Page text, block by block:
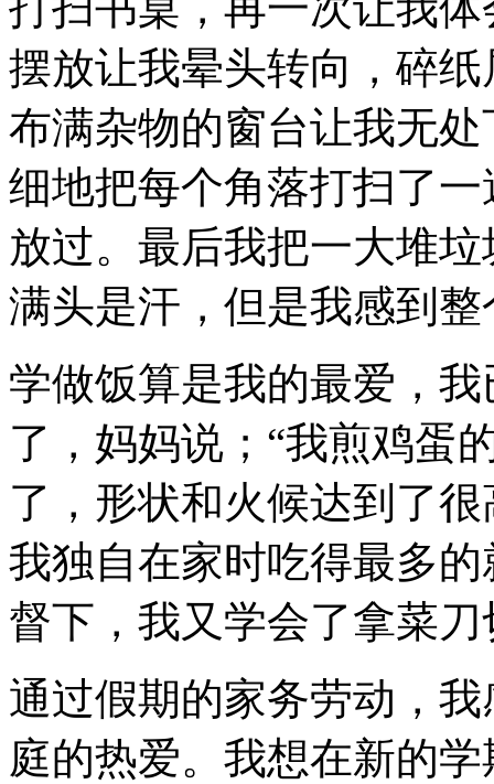
摆放让我晕头转向，碎
布满杂物的窗台让我无
细地把每个角落打扫了
放过。最后我把一大堆
满头是汗，但是我感到
学做饭算是我的最爱，
了，妈妈说；“我煎鸡蛋
了，形状和火候达到了
我独自在家时吃得最多
督下，我又学会了拿菜
通过假期的家务劳动，
庭的热爱。我想在新的